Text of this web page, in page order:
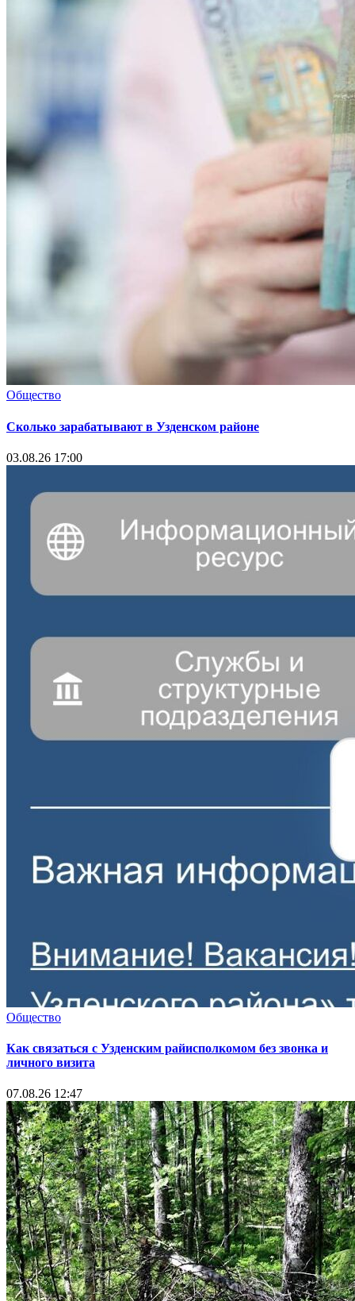
Общество
Сколько зарабатывают в Узденском районе
03.08.26 17:00
Общество
Как связаться с Узденским райисполкомом без звонка и
личного визита
07.08.26 12:47